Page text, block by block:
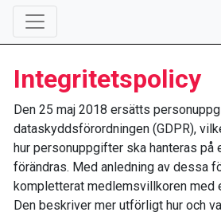
Integritetspolicy
Den 25 maj 2018 ersätts
dataskyddsförordningen (GDPR),
hur personuppgifter ska hanteras på
förändras. Med anledning av dessa
kompletterat medlemsvillkoren med
Den beskriver mer utförligt hur och